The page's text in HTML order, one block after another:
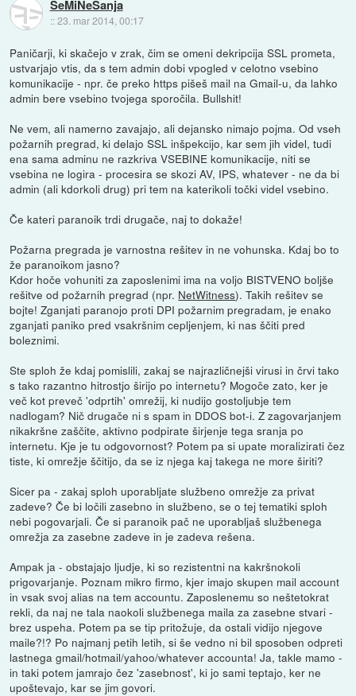
SeMiNeSanja
::23. mar 2014, 00:17
Paničarji, ki skačejo v zrak, čim se omeni dekripcija SSL prometa,
ustvarjajo vtis, da s tem admin dobi vpogled v celotno vsebino
komunikacije - npr. če preko https pišeš mail na Gmail-u, da lahko
admin bere vsebino tvojega sporočila. Bullshit!
Ne vem, ali namerno zavajajo, ali dejansko nimajo pojma. Od vseh
požarnih pregrad, ki delajo SSL inšpekcijo, kar sem jih videl, tudi
ena sama adminu ne razkriva VSEBINE komunikacije, niti se
vsebina ne logira - procesira se skozi AV, IPS, whatever - ne da bi
admin (ali kdorkoli drug) pri tem na katerikoli točki videl vsebino.
Če kateri paranoik trdi drugače, naj to dokaže!
Požarna pregrada je varnostna rešitev in ne vohunska. Kdaj bo to
že paranoikom jasno?
Kdor hoče vohuniti za zaposlenimi ima na voljo BISTVENO boljše
rešitve od požarnih pregrad (npr. NetWitness). Takih rešitev se
bojte! Zganjati paranojo proti DPI požarnim pregradam, je enako
zganjati paniko pred vsakršnim cepljenjem, ki nas ščiti pred
boleznimi.
Ste sploh že kdaj pomislili, zakaj se najrazličnejši virusi in črvi tako
s tako razantno hitrostjo širijo po internetu? Mogoče zato, ker je
več kot preveč 'odprtih' omrežij, ki nudijo gostoljubje tem
nadlogam? Nič drugače ni s spam in DDOS bot-i. Z zagovarjanjem
nikakršne zaščite, aktivno podpirate širjenje tega sranja po
internetu. Kje je tu odgovornost? Potem pa si upate moralizirati čez
tiste, ki omrežje ščitijo, da se iz njega kaj takega ne more širiti?
Sicer pa - zakaj sploh uporabljate službeno omrežje za privat
zadeve? Če bi ločili zasebno in službeno, se o tej tematiki sploh
nebi pogovarjali. Če si paranoik pač ne uporabljaš službenega
omrežja za zasebne zadeve in je zadeva rešena.
Ampak ja - obstajajo ljudje, ki so rezistentni na kakršnokoli
prigovarjanje. Poznam mikro firmo, kjer imajo skupen mail account
in vsak svoj alias na tem accountu. Zaposlenemu so neštetokrat
rekli, da naj ne tala naokoli službenega maila za zasebne stvari -
brez uspeha. Potem pa se tip pritožuje, da ostali vidijo njegove
maile?!? Po najmanj petih letih, si še vedno ni bil sposoben odpreti
lastnega gmail/hotmail/yahoo/whatever accounta! Ja, takle mamo -
in taki potem jamrajo čez 'zasebnost', ki jo sami teptajo, ker ne
upoštevajo, kar se jim govori.